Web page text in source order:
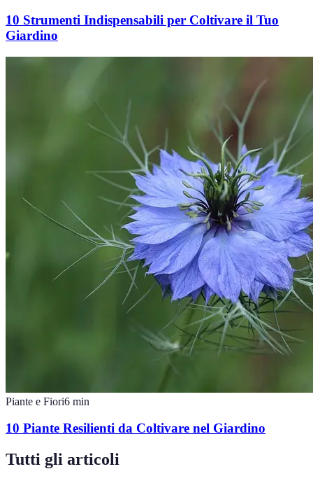
10 Strumenti Indispensabili per Coltivare il Tuo
Giardino
Piante e Fiori6 min
10 Piante Resilienti da Coltivare nel Giardino
Tutti gli articoli